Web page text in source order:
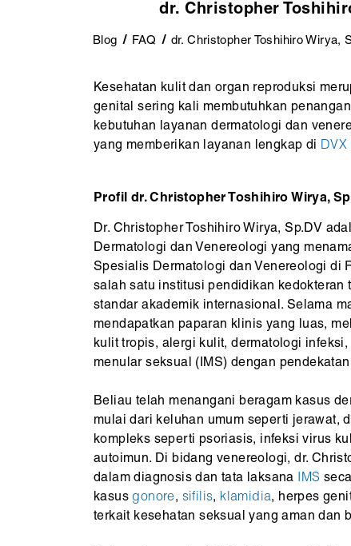
dr. Christopher
Blog FAQ dr. Christopher Toshihiro Wirya,
Kesehatan kulit dan organ reproduksi
genital sering kali membutuhkan
kebutuhan layanan dermatologi dan
yang memberikan layanan lengkap di
Profil dr. Christopher Toshihiro Wirya,
Dr. Christopher Toshihiro Wirya, Sp.DV
Dermatologi dan Venereologi yang
Spesialis Dermatologi dan Venereologi di
salah satu institusi pendidikan kedokteran
standar akademik internasional. Selama
mendapatkan paparan klinis yang luas,
kulit tropis, alergi kulit, dermatologi
menular seksual (IMS) dengan
Beliau telah menangani beragam kasus
mulai dari keluhan umum seperti jerawat,
kompleks seperti psoriasis, infeksi virus
autoimun. Di bidang venereologi, dr.
dalam diagnosis dan tata laksana IMS
kasus gonore, sifilis, klamidia, herpes
terkait kesehatan seksual yang aman dan